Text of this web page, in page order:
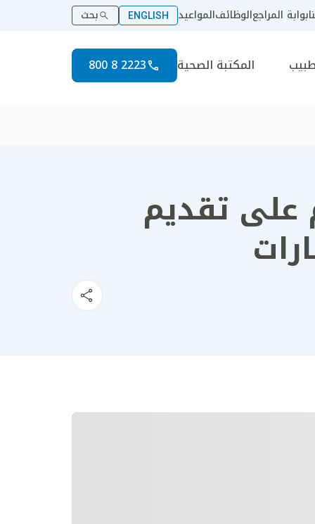
بوابة المراجعالوظائفالمواعيد ENGLISH بحث
المكتبة الصحية 2223 8 800
على تقديم